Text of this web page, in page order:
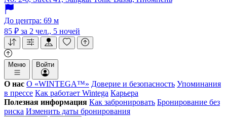
До центра: 69 м
85 ₽ за 2 чел., 5 ночей
Меню Войти
О нас О «WINTEGA™» Доверие и безопасность Упоминания
в прессе Как работает Wintega Карьера
Полезная информация Как забронировать Бронирование без
риска Изменить даты бронирования